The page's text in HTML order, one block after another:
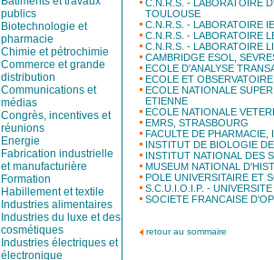
publics
Biotechnologie et
pharmacie
Chimie et pétrochimie
Commerce et grande
distribution
Communications et
médias
Congrès, incentives et
réunions
Energie
Fabrication industrielle
et manufacturière
Formation
Habillement et textile
Industries alimentaires
Industries du luxe et des
cosmétiques
Industries électriques et
électronique
C.N.R.S. - LABORATOIRE
TOULOUSE
C.N.R.S. - LABORATOIRE
C.N.R.S. - LABORATOIRE
C.N.R.S. - LABORATOIRE
CAMBRIDGE ESOL,
ECOLE D'ANALYSE
ECOLE ET
ECOLE NATIONALE
ETIENNE
ECOLE NATIONALE
EMRS, STRASBOURG
FACULTE DE PHARMACIE,
INSTITUT DE BIOLOGIE
INSTITUT NATIONAL DES
MUSEUM NATIONAL
POLE UNIVERSITAIRE ET
S.C.U.I.O.I.P. -
SOCIETE FRANCAISE
retour au sommaire